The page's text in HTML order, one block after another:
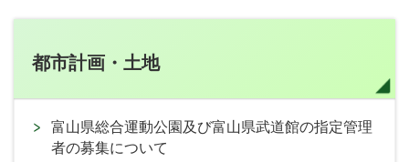
都市計画・土地
富山県総合運動公園及び富山県武道館の指定管理
者の募集について